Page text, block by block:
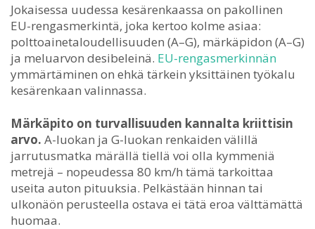
Jokaisessa uudessa kesärenkaassa on pakollinen
EU-rengasmerkintä, joka kertoo kolme asiaa:
polttoainetaloudellisuuden (A–G), märkäpidon (A–G)
ja meluarvon desibeleinä. EU-rengasmerkinnän
ymmärtäminen on ehkä tärkein yksittäinen työkalu
kesärenkaan valinnassa.
Märkäpito on turvallisuuden kannalta kriittisin
arvo. A-luokan ja G-luokan renkaiden välillä
jarrutusmatka märällä tiellä voi olla kymmeniä
metrejä – nopeudessa 80 km/h tämä tarkoittaa
useita auton pituuksia. Pelkästään hinnan tai
ulkonäön perusteella ostava ei tätä eroa välttämättä
huomaa.